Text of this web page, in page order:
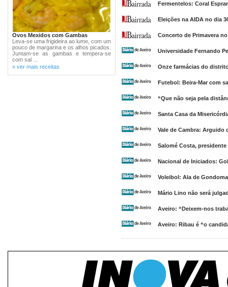
Ovos Mexidos com Gambas
Leva-se uma frigideira ao lume, com um
pouco de margarina e os alhos picados.
Juntam-se as gambas e tempera-se
com sal ...
» ver mais receitas
Fermentelos: Coral
Eleições na AIDA no dia
Concerto de Primavera
Universidade Fernando
Onze farmácias do
Futebol: Beira-Mar com
“Que não seja pela
Santa Casa da
Vale de Cambra: Arguido
Salomé Costa,
Nacional de Iniciados:
Voleibol: Ala de
Mário Lino não será
Aveiro: “Deixem-nos
Aveiro: Ribau é “o